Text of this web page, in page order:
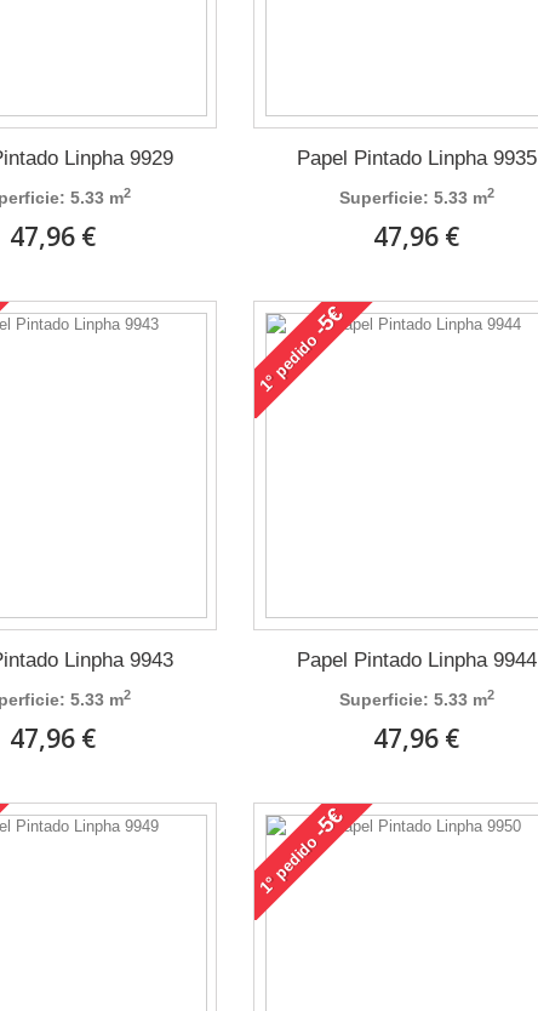
Linpha 9929
5.33 m2
47,96 €
Papel Pintado Linpha 9935
Superficie: 5.33 m2
47,96 €
Linpha 9943
5.33 m2
47,96 €
1°
pedido
-5€
Papel Pintado Linpha 9944
Superficie: 5.33 m2
47,96 €
1°
pedido
-5€